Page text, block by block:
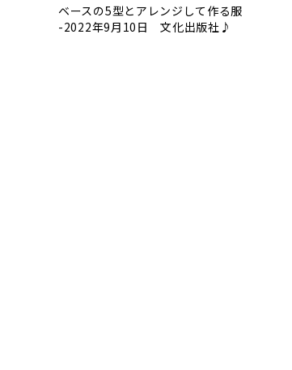
ベースの5型とアレンジして作る服
-2022年9月10日 文化出版社♪